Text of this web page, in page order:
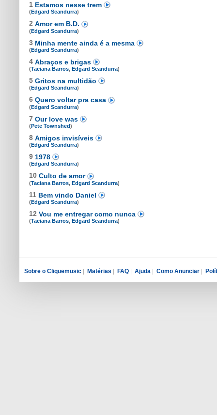
1 Estamos nesse trem
(Edgard Scandurra)
2 Amor em B.D.
(Edgard Scandurra)
3 Minha mente ainda é a mesma
(Edgard Scandurra)
4 Abraços e brigas
(Taciana Barros, Edgard Scandurra)
5 Gritos na multidão
(Edgard Scandurra)
6 Quero voltar pra casa
(Edgard Scandurra)
7 Our love was
(Pete Townshed)
8 Amigos invisíveis
(Edgard Scandurra)
9 1978
(Edgard Scandurra)
10 Culto de amor
(Taciana Barros, Edgard Scandurra)
11 Bem vindo Daniel
(Edgard Scandurra)
12 Vou me entregar como nunca
(Taciana Barros, Edgard Scandurra)
Sobre o Cliquemusic Matérias FAQ Ajuda Como Anunciar